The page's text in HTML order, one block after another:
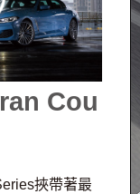
Cou
挾帶著最